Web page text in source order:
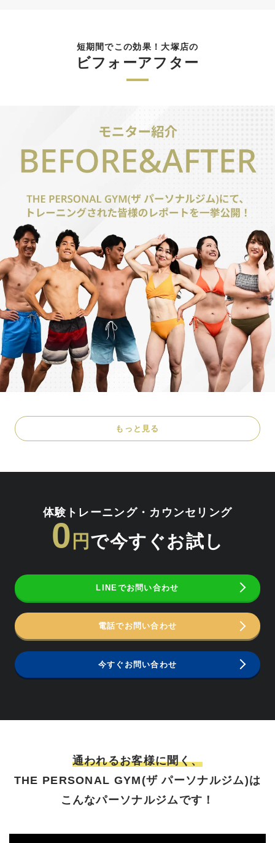
短期間でこの効果！大塚店の
ビフォーアフター
もっと見る
体験トレーニング・カウンセリング
0 円 で今すぐお試し
LINEでお問い合わせ
電話でお問い合わせ
今すぐお問い合わせ
通われるお客様に聞く、
THE PERSONAL GYM(ザ パーソナルジム)は
こんなパーソナルジムです！